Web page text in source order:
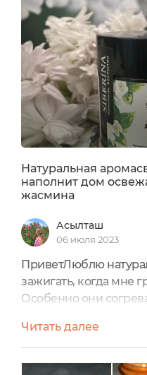
— и именно таким он
ароматическая свеча
неповторимую
Натуральная
наполнит дом
жасмина
Асылташ
06 июля 2023
ПриветЛюблю
зажигать, когда мне
Особенно они
Об одной из них
SiberinaИзготовлен в
Читать далее